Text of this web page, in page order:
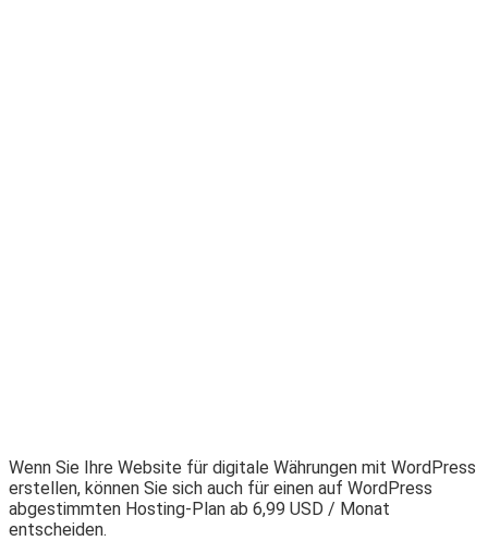
Wenn Sie Ihre Website für digitale Währungen mit WordPress
erstellen, können Sie sich auch für einen auf WordPress
abgestimmten Hosting-Plan ab 6,99 USD / Monat
entscheiden.